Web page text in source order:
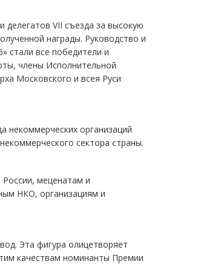
VII съезда за высокую
награды. Руководство и
стали все победители и
члены Исполнительной
Московского и всея Руси
некоммерческих организаций
сектора страны.
меценатам и
НКО, организациям и
Эта фигура олицетворяет
качествам номинанты Премии